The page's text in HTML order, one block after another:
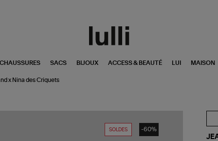
CHAUSSURES SACS BIJOUX ACCESS & BEAUTÉ LUI MAISON
x Nina des Criquets
SOLDES -60%